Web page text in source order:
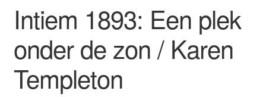
Intiem 1893: Een plek
onder de zon / Karen
Templeton